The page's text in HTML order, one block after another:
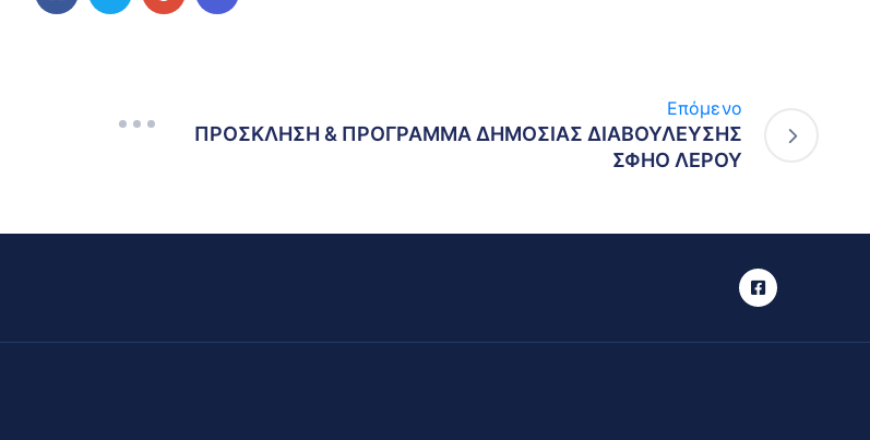
Επόμενο
ΠΡΟΣΚΛΗΣΗ & ΠΡΟΓΡΑΜΜΑ ΔΗΜΟΣΙΑΣ ΔΙΑΒΟΥΛΕΥΣΗΣ
ΣΦΗΟ ΛΕΡΟΥ